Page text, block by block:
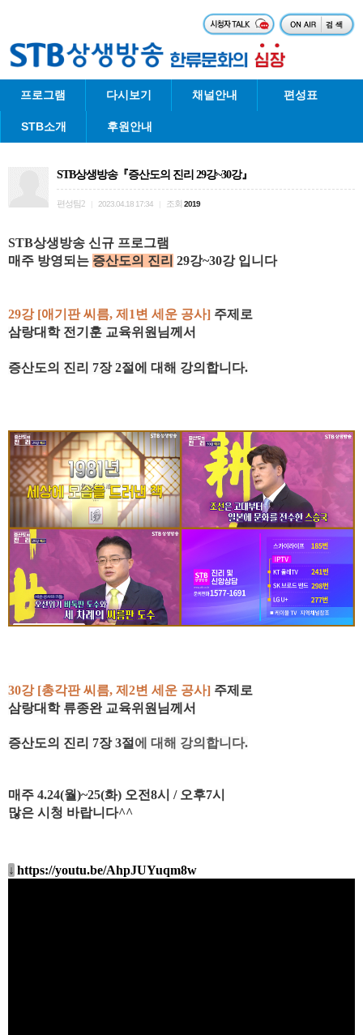
프로그램 다시보기 채널안내 편성표
STB소개 후원안내
STB상생방송『증산도의 진리 29강~30강』
편성팀2 2023.04.18 17:34 조회 2019
STB상생방송 신규 프로그램
매주 방영되는 증산도의 진리 29강~30강 입니다
29강 [애기판 씨름, 제1변 세운 공사] 주제로
삼랑대학전기훈 교육위원님께서
증산도의 진리 7장 2절 에 대해 강의 합니다.
30강 [총각판 씨름, 제2변 세운 공사] 주제로
삼랑대학 류종완 교육위원님께서
증산도의 진리 7장 3절에 대해 강의합니다.
매주 4.24(월)~25(화) 오전8시 / 오후7시
많은 시청 바랍니다^^
↓ https://youtu.be/AhpJUYuqm8w